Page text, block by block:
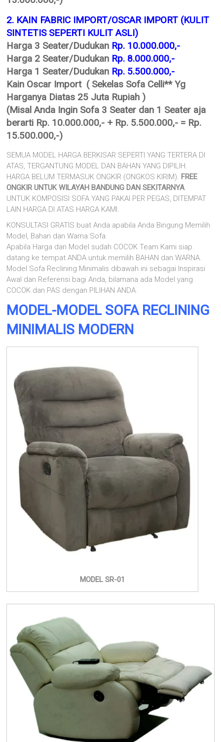
2. KAIN FABRIC IMPORT/OSCAR IMPORT (KULIT
SINTETIS SEPERTI KULIT ASLI)
Harga 3 Seater/Dudukan Rp. 10.000.000,-
Harga 2 Seater/Dudukan Rp. 8.000.000,-
Harga 1 Seater/Dudukan Rp. 5.500.000,-
Kain Oscar Import ( Sekelas Sofa Celli** Yg
Harganya Diatas 25 Juta Rupiah )
(Misal Anda Ingin Sofa 3 Seater dan 1 Seater aja
berarti Rp. 10.000.000,- + Rp. 5.500.000,- = Rp.
15.500.000,-)
SEMUA MODEL HARGA BERKISAR SEPERTI YANG TERTERA DI
ATAS, TERGANTUNG MODEL DAN BAHAN YANG DIPILIH.
HARGA BELUM TERMASUK ONGKIR (ONGKOS KIRIM). FREE
ONGKIR UNTUK WILAYAH BANDUNG DAN SEKITARNYA.
UNTUK KOMPOSISI SOFA YANG PAKAI PER PEGAS, DITEMPAT
LAIN HARGA DI ATAS HARGA KAMI.
KONSULTASI GRATIS buat Anda apabila Anda Bingung Memilih
Model, Bahan dan Warna Sofa.
Apabila Harga dan Model sudah COCOK Team Kami siap
datang ke tempat ANDA untuk memilih BAHAN dan WARNA.
Model Sofa Reclining Minimalis dibawah ini sebagai Inspirasi
Awal dan Referensi bagi Anda, bilamana ada Model yang
COCOK dan PAS dengan PILIHAN ANDA.
MODEL-MODEL SOFA RECLINING
MINIMALIS MODERN
MODEL SR-01